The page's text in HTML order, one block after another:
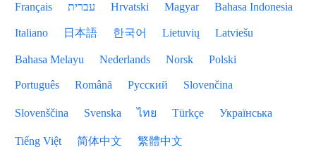
Français עברית Hrvatski Magyar Bahasa Indonesia
Italiano 日本語 한국어 Lietuvių Latviešu
Bahasa Melayu Nederlands Norsk Polski
Português Română Русский Slovenčina
Slovenščina Svenska ไทย Türkçe Українська
Tiếng Việt 简体中文 繁體中文